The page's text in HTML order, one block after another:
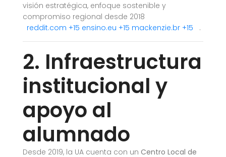
visión estratégica, enfoque sostenible y
compromiso regional desde 2018
reddit.com +15 ensino.eu +15 mackenzie.br +15 .
2. Infraestructura
institucional y
apoyo al
alumnado
Desde 2019, la UA cuenta con un Centro Local de